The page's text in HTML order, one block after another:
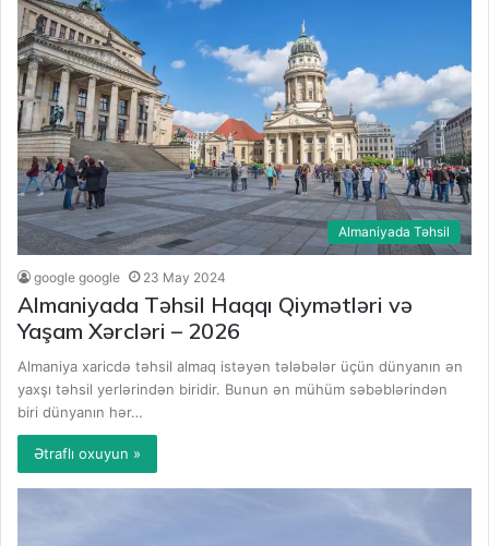
Almaniyada Təhsil
google google 23 May 2024
Almaniyada Təhsil Haqqı Qiymətləri və
Yaşam Xərcləri – 2026
Almaniya xaricdə təhsil almaq istəyən tələbələr üçün dünyanın ən
yaxşı təhsil yerlərindən biridir. Bunun ən mühüm səbəblərindən
biri dünyanın hər…
Ətraflı oxuyun »